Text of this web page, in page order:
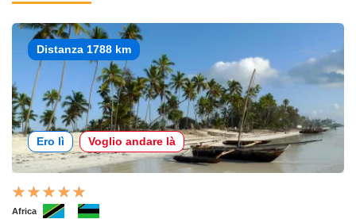
Distanza 1788 km
Ero lì Voglio andare là
Africa